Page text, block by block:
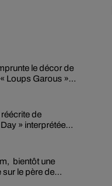
le décor de
« Loups Garous »
de
» interprétée
bientôt une
le père de